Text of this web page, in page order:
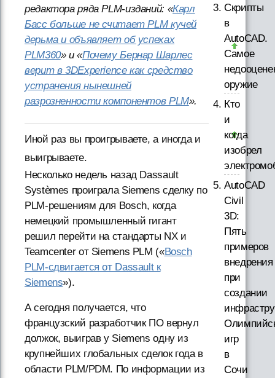
редактора ряда PLM-изданий: «Карл
Басс больше не считает PLM кучей
дерьма и объявляет об успехах
PLM360» и «Почему Бернар Шарлес
верит в 3DExperience как средство
устранения нынешней
разрозненности компонентов PLM».
Иной раз вы проигрываете, а иногда и
выигрываете.
Несколько недель назад Dassault
Systèmes проиграла Siemens сделку по
PLM-решениям для Bosch, когда
немецкий промышленный гигант
решил перейти на стандарты NX и
Teamcenter от Siemens PLM («Bosch
PLM-сдвигается от Dassault к
Siemens»).
А сегодня получается, что
французский разработчик ПО вернул
должок, выиграв у Siemens одну из
крупнейших глобальных сделок года в
области PLM/PDM. По информации из
Скрипты
в
AutoCAD.
Самое
оружие
Кто
и
когда
изобрел
AutoCAD
Civil
3D:
Пять
примеров
внедрения
при
создании
игр
в
Сочи